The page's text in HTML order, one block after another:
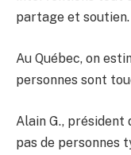
partage et soutien.
Au Québec, on
personnes sont
Alain G., président
pas de personnes